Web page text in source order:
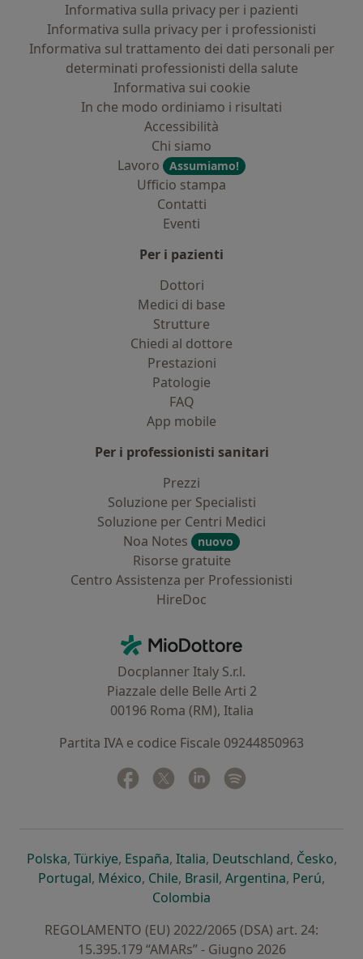
Informativa sulla privacy per i pazienti
Informativa sulla privacy per i professionisti
Informativa sul trattamento dei dati personali per
determinati professionisti della salute
Informativa sui cookie
In che modo ordiniamo i risultati
Accessibilità
Chi siamo
Lavoro
Assumiamo!
Ufficio stampa
Contatti
Eventi
Per i pazienti
Dottori
Medici di base
Strutture
Chiedi al dottore
Prestazioni
Patologie
FAQ
App mobile
Per i professionisti sanitari
Prezzi
Soluzione per Specialisti
Soluzione per Centri Medici
Noa Notes
nuovo
Risorse gratuite
Centro Assistenza per Professionisti
HireDoc
MioDottore - Homepage
Docplanner Italy S.r.l.
Piazzale delle Belle Arti 2
00196 Roma (RM), Italia
Partita IVA e codice Fiscale 09244850963
Facebook
si apre in una nuova scheda
Twitter
si apre in una nuova scheda
Linkedin
si apre in una nuova
Polskasi apre in una nuova scheda
, Türkiyesi apre in una nuova scheda
, Españasi apre in una nuova scheda
, Italiasi apre in una nuova
, Deutschlandsi apre in
, Českosi
,
Portugalsi apre in una nuova scheda
, Méxicosi apre in una nuova scheda
, Chilesi apre in una nuova scheda
, Brasilsi apre in una nuova
, Argentinasi apre in
, Perúsi
,
Colombia
REGOLAMENTO (EU) 2022/2065 (DSA) art. 24:
15.395.179 “AMARs” - Giugno 2026